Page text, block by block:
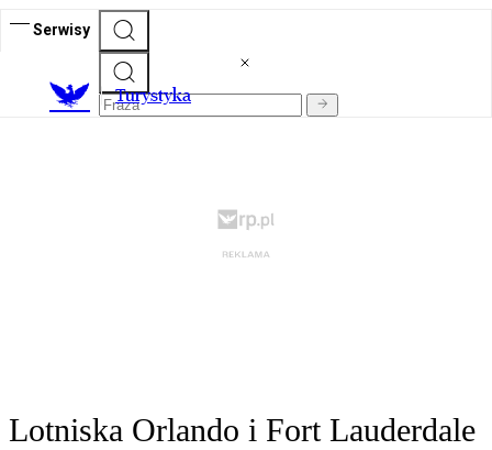
Serwisy
Turystyka
Lotniska Orlando i Fort Lauderdale